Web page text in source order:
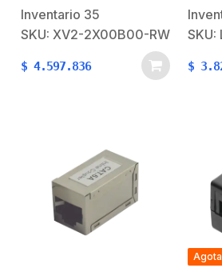
continúa la
convergencia de la red
Access Point inteligente
con aplicaciones que
ayudarán a controlar
nuestra red y a…
Inventario 35
SKU: XV2-2X00B00-RW
$ 4.597.836
SKU:
$